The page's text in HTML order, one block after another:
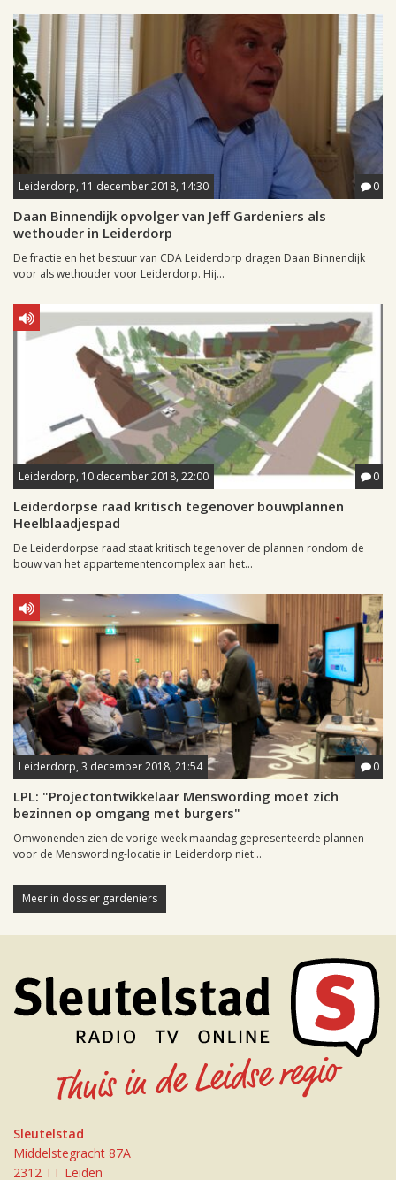
Leiderdorp, 11 december 2018, 14:30 0
Daan Binnendijk opvolger van Jeff Gardeniers als
wethouder in Leiderdorp
De fractie en het bestuur van CDA Leiderdorp dragen Daan Binnendijk
voor als wethouder voor Leiderdorp. Hij...
Leiderdorp, 10 december 2018, 22:00 0
Leiderdorpse raad kritisch tegenover bouwplannen
Heelblaadjespad
De Leiderdorpse raad staat kritisch tegenover de plannen rondom de
bouw van het appartementencomplex aan het...
Leiderdorp, 3 december 2018, 21:54 0
LPL: "Projectontwikkelaar Menswording moet zich
bezinnen op omgang met burgers"
Omwonenden zien de vorige week maandag gepresenteerde plannen
voor de Menswording-locatie in Leiderdorp niet...
Meer in dossier gardeniers
Sleutelstad
Middelstegracht 87A
2312 TT Leiden